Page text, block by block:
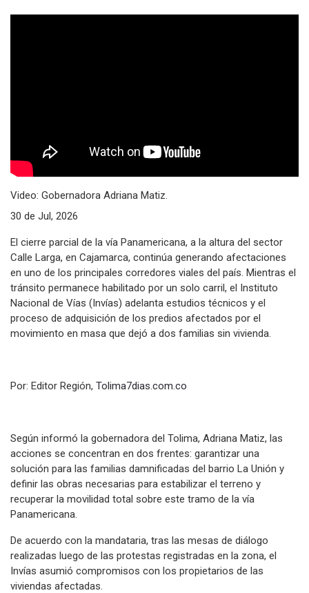
Video: Gobernadora Adriana Matiz.
30 de Jul, 2026
El cierre parcial de la vía Panamericana, a la altura del sector
Calle Larga, en Cajamarca, continúa generando afectaciones
en uno de los principales corredores viales del país. Mientras el
tránsito permanece habilitado por un solo carril, el Instituto
Nacional de Vías (Invías) adelanta estudios técnicos y el
proceso de adquisición de los predios afectados por el
movimiento en masa que dejó a dos familias sin vivienda.
Por: Editor Región, Tolima7dias.com.co
Según informó la gobernadora del Tolima, Adriana Matiz, las
acciones se concentran en dos frentes: garantizar una
solución para las familias damnificadas del barrio La Unión y
definir las obras necesarias para estabilizar el terreno y
recuperar la movilidad total sobre este tramo de la vía
Panamericana.
De acuerdo con la mandataria, tras las mesas de diálogo
realizadas luego de las protestas registradas en la zona, el
Invías asumió compromisos con los propietarios de las
viviendas afectadas.